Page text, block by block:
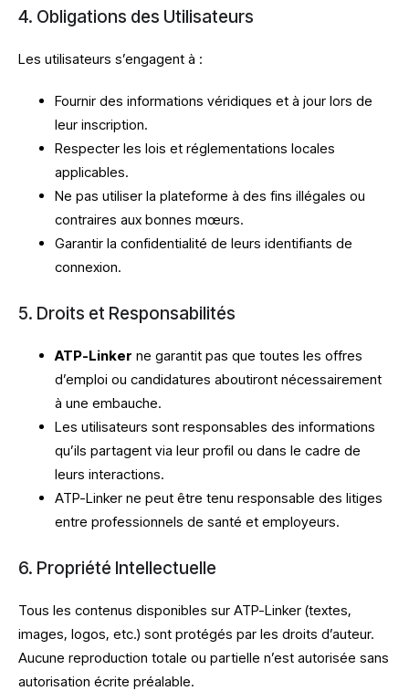
4. Obligations des Utilisateurs
Les utilisateurs s’engagent à :
Fournir des informations véridiques et à jour lors de
leur inscription.
Respecter les lois et réglementations locales
applicables.
Ne pas utiliser la plateforme à des fins illégales ou
contraires aux bonnes mœurs.
Garantir la confidentialité de leurs identifiants de
connexion.
5. Droits et Responsabilités
ATP-Linker ne garantit pas que toutes les offres
d’emploi ou candidatures aboutiront nécessairement
à une embauche.
Les utilisateurs sont responsables des informations
qu’ils partagent via leur profil ou dans le cadre de
leurs interactions.
ATP-Linker ne peut être tenu responsable des litiges
entre professionnels de santé et employeurs.
6. Propriété Intellectuelle
Tous les contenus disponibles sur ATP-Linker (textes,
images, logos, etc.) sont protégés par les droits d’auteur.
Aucune reproduction totale ou partielle n’est autorisée sans
autorisation écrite préalable.